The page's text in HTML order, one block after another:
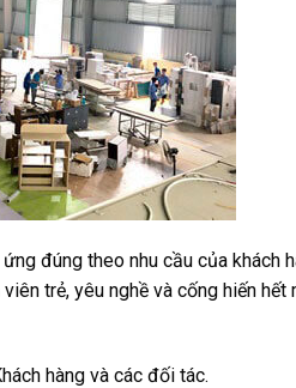
đúng theo nhu cầu của khách
trẻ, yêu nghề và cống hiến hết
hàng và các đối tác.